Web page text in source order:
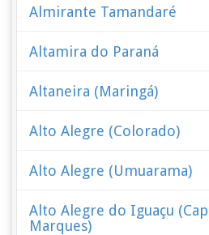
Almirante Tamandaré
Altamira do Paraná
Altaneira (Maringá)
Alto Alegre (Colorado)
Alto Alegre (Umuarama)
Alto Alegre do Iguaçu
Marques)